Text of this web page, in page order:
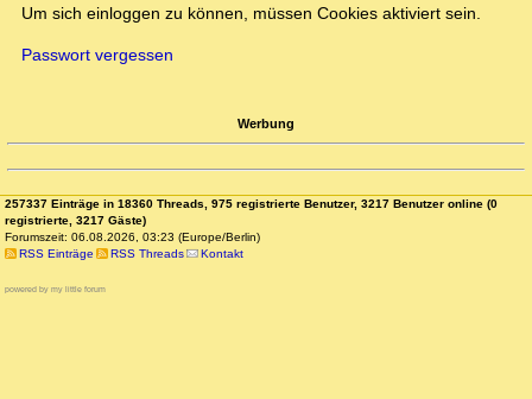
Um sich einloggen zu können, müssen Cookies aktiviert sein.
Passwort vergessen
Werbung
257337 Einträge in 18360 Threads, 975 registrierte Benutzer, 3217 Benutzer online (0
registrierte, 3217 Gäste)
Forumszeit: 06.08.2026, 03:23 (Europe/Berlin)
RSS Einträge
RSS Threads Kontakt
powered by my little forum